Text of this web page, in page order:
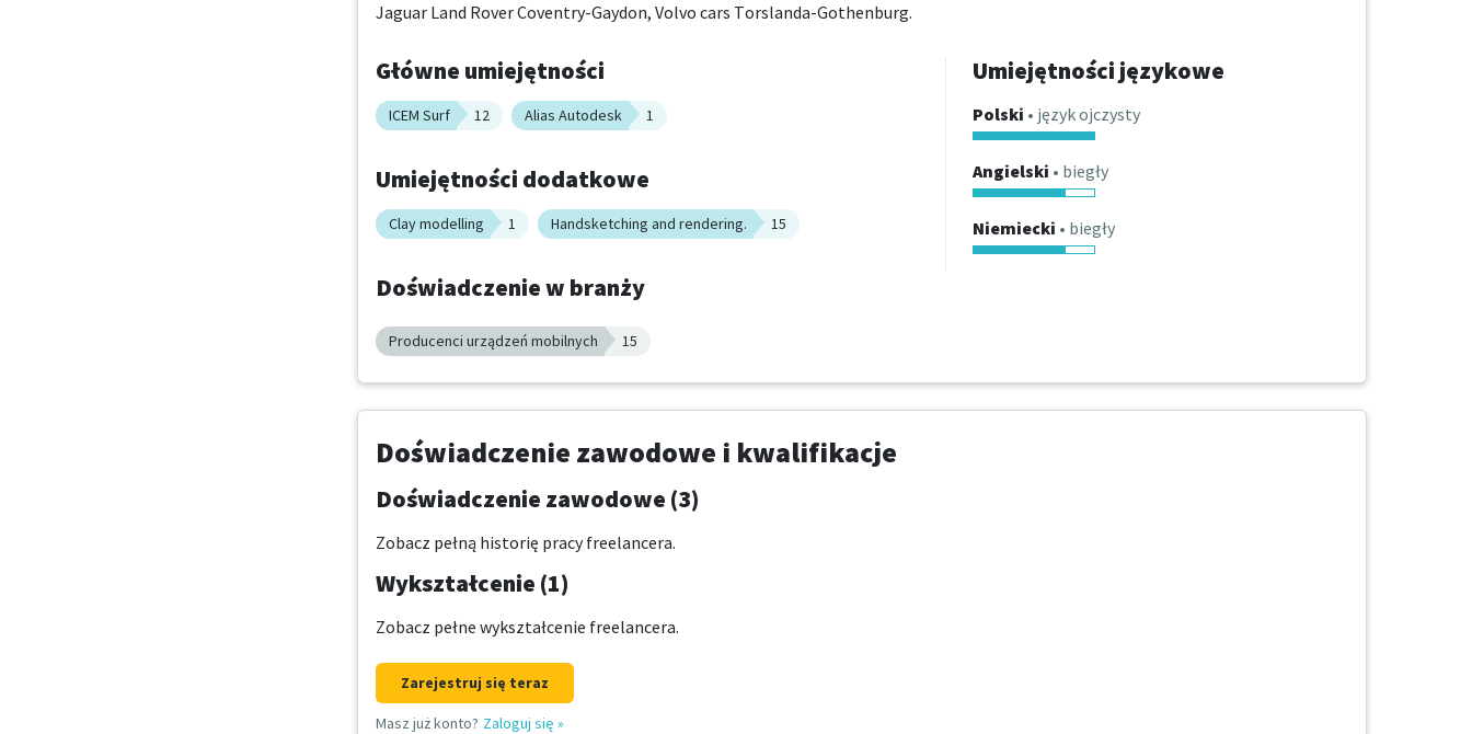
Jaguar Land Rover Coventry-Gaydon, Volvo cars Torslanda-Gothenburg.
Główne umiejętności
ICEM Surf 12 Alias Autodesk 1
Umiejętności dodatkowe
Clay modelling 1 Handsketching and rendering. 15
Doświadczenie w branży
Producenci urządzeń mobilnych 15
Umiejętności językowe
Polski • język ojczysty
Angielski • biegły
Niemiecki • biegły
Doświadczenie zawodowe i kwalifikacje
Doświadczenie zawodowe (3)
Zobacz pełną historię pracy freelancera.
Wykształcenie (1)
Zobacz pełne wykształcenie freelancera.
Zarejestruj się teraz
Masz już konto? Zaloguj się »